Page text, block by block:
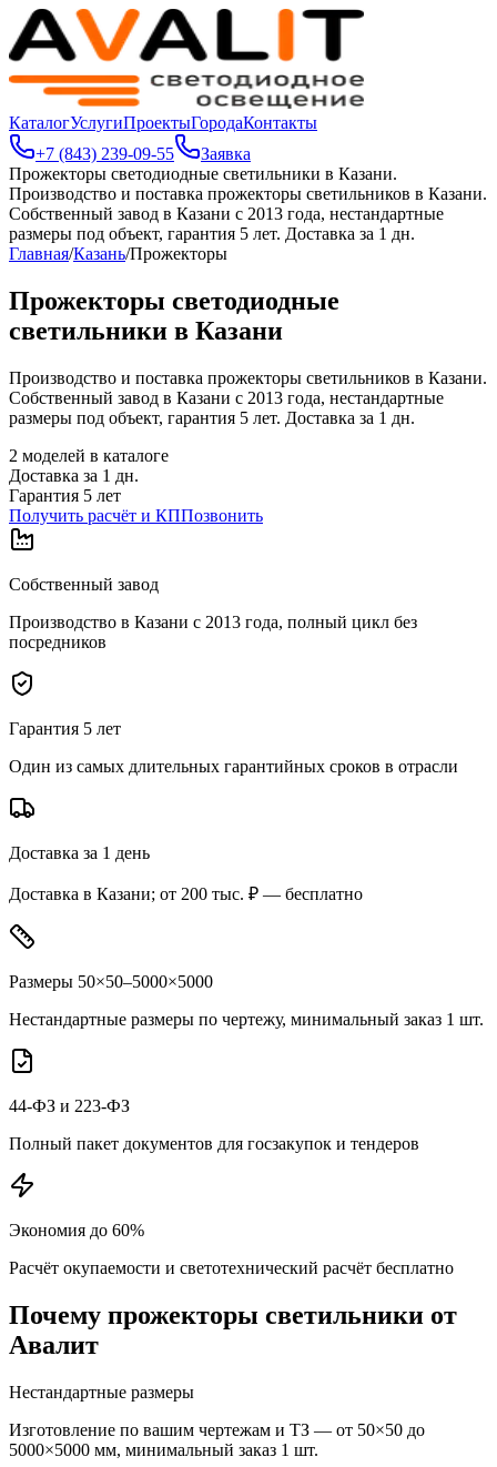
КаталогУслугиПроектыГородаКонтакты
+7 (843) 239-09-55
Заявка
Прожекторы светодиодные светильники в Казани.
Производство и поставка прожекторы светильников в Казани.
Собственный завод в Казани с 2013 года, нестандартные
размеры под объект, гарантия 5 лет. Доставка за 1 дн.
Главная/Казань/Прожекторы
Прожекторы светодиодные
светильники в Казани
Производство и поставка прожекторы светильников в Казани.
Собственный завод в Казани с 2013 года, нестандартные
размеры под объект, гарантия 5 лет. Доставка за 1 дн.
2 моделей в каталоге
Доставка за 1 дн.
Гарантия 5 лет
Получить расчёт и КППозвонить
Собственный завод
Производство в Казани с 2013 года, полный цикл без
посредников
Гарантия 5 лет
Один из самых длительных гарантийных сроков в отрасли
Доставка за 1 день
Доставка в Казани; от 200 тыс. ₽ — бесплатно
Размеры 50×50–5000×5000
Нестандартные размеры по чертежу, минимальный заказ 1 шт.
44-ФЗ и 223-ФЗ
Полный пакет документов для госзакупок и тендеров
Экономия до 60%
Расчёт окупаемости и светотехнический расчёт бесплатно
Почему прожекторы светильники от
Авалит
Нестандартные размеры
Изготовление по вашим чертежам и ТЗ — от 50×50 до
5000×5000 мм, минимальный заказ 1 шт.